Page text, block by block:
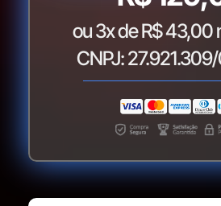
ou 3x de R$ 43,00
CNPJ: